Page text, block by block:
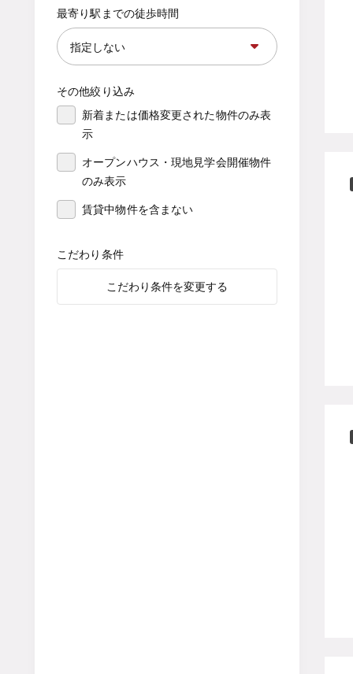
最寄り駅までの徒歩時間
その他絞り込み
新着または価格変更された物件のみ表
示
オープンハウス・現地見学会開催物件
のみ表示
賃貸中物件を含まない
こだわり条件
こだわり条件を変更する